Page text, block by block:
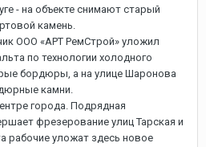
- на объекте снимают старый
камень.
ООО «АРТ РемСтрой» уложил
по технологии холодного
бордюры, а на улице Шаронова
камни.
города. Подрядная
фрезерование улиц Тарская и
рабочие уложат здесь новое